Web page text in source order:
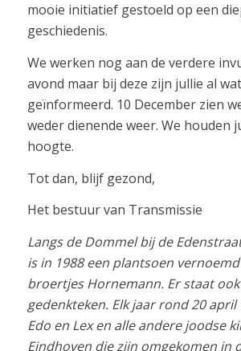
mooie initiatief gestoeld op een
geschiedenis.
We werken nog aan de verdere
avond maar bij deze zijn jullie al
geïnformeerd. 10 December zien
weder dienende weer. We houden
hoogte.
Tot dan, blijf gezond,
Het bestuur van Transmissie
Langs de Dommel bij de
is in 1988 een plantsoen
broertjes Hornemann. Er staat
gedenkteken. Elk jaar rond 20
Edo en Lex en alle andere joodse
Eindhoven die zijn omgekomen in